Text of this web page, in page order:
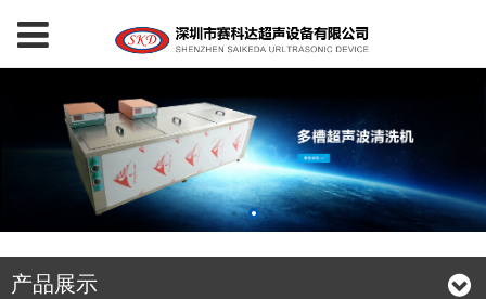
产品展示